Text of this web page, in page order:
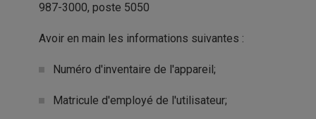
987-3000, poste 5050
Avoir en main les informations suivantes :
Numéro d'inventaire de l'appareil;
Matricule d'employé de l'utilisateur;